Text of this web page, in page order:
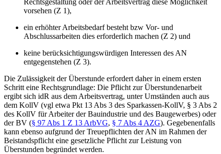
vorsehen (Z 1),
ein erhöhter Arbeitsbedarfbesteht bzw Vor- und
Abschlussarbeiten dies erforderlich machen (Z 2) und
keine berücksichtigungswürdigen Interessen des AN
entgegenstehen (Z 3).
Die Zulässigkeit der Überstunde erfordert daher in einem ersten
Schritt eine Rechtsgrundlage: Die Pflicht zur Überstundenarbeit
ergibt sich idR aus dem Arbeitsvertrag, unter Umständen auch aus
dem KollV (vgl etwa Pkt 13 Abs 3 des Sparkassen-KollV, § 3 Abs 2
des KollV für Arbeiter der Bauindustrie und des Baugewerbes) oder
der BV (§ 97 Abs 1 Z 13 ArbVG, § 7 Abs 4 AZG). Gegebenenfalls
kann ebenso aufgrund der Treuepflichten der AN im Rahmen der
Beistandspflicht eine gesetzliche Pflicht zur Leistung von
Überstunden begründet werden.